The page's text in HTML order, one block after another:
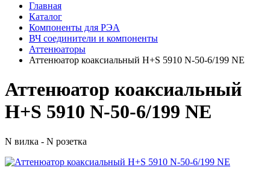
Главная
Каталог
Компоненты для РЭА
ВЧ соединители и компоненты
Аттенюаторы
Аттенюатор коаксиальный H+S 5910 N-50-6/199 NE
Аттенюатор коаксиальный
H+S 5910 N-50-6/199 NE
N вилка - N розетка